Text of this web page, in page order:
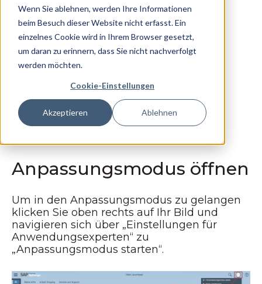
Wenn Sie ablehnen, werden Ihre Informationen
beim Besuch dieser Website nicht erfasst. Ein
einzelnes Cookie wird in Ihrem Browser gesetzt,
um daran zu erinnern, dass Sie nicht nachverfolgt
werden möchten.
Cookie-Einstellungen
Akzeptieren Ablehnen
Bradler GmbH
Teilen:
SAP Business ByDesignbietet einen
speziellen Anpassungsmodus zur
Anpassung der Benutzeroberfläche. Im
Folgenden sehen Sie, wie Sie diesen
Anpassungsmodus öffnen
Um in den Anpassungsmodus zu gelangen
klicken Sie oben rechts auf Ihr Bild und
navigieren sich über „Einstellungen für
Anwendungsexperten“ zu
„Anpassungsmodus starten“.